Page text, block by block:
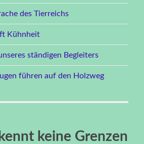
des Tierreichs
Kühnheit
ständigen Begleiters
führen auf den Holzweg
keine Grenzen